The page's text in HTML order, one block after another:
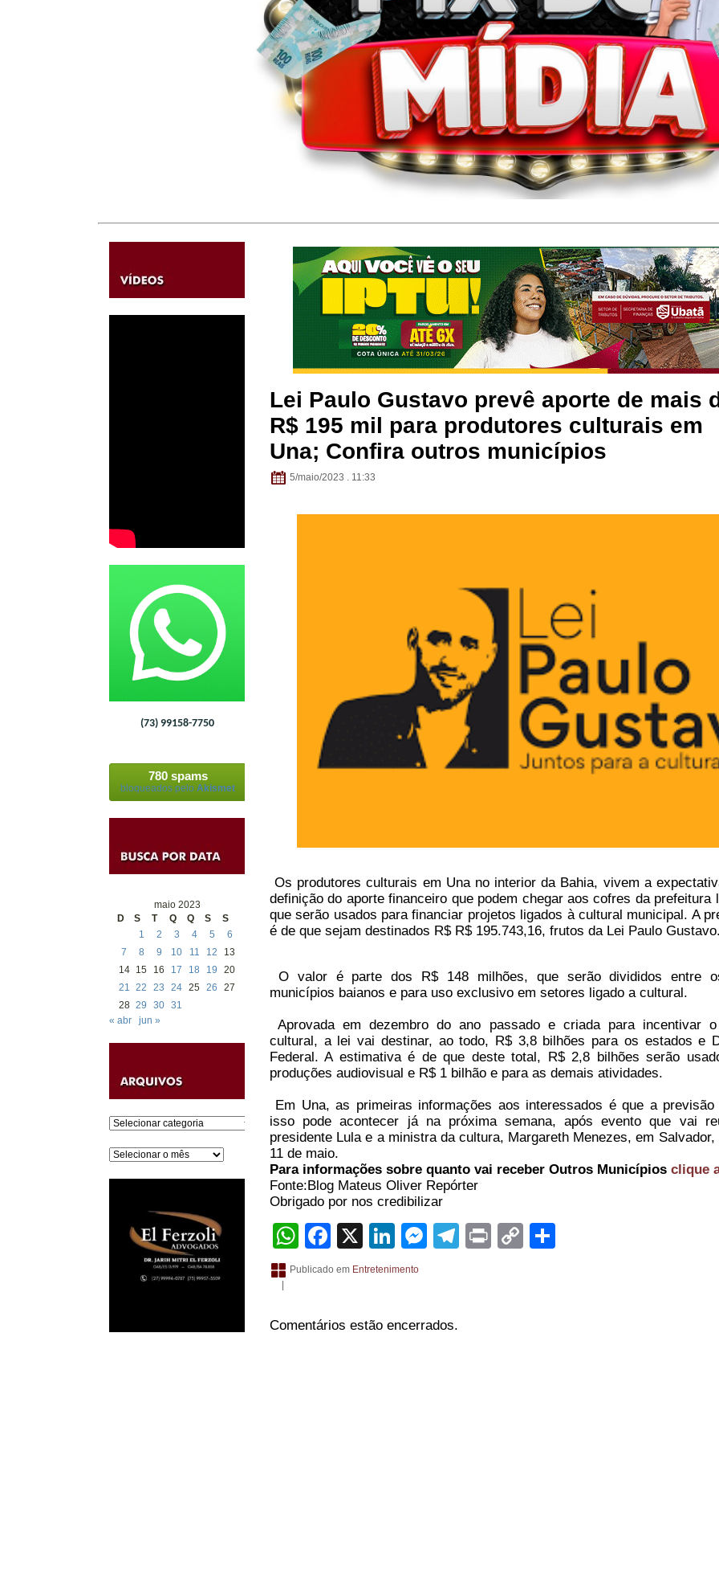
(73) 99158-7750
780 spams
bloqueados pelo Akismet
maio 2023
D
S T Q Q S
S
1
2 3 4 5
6
7
8 9 10 11 12
13
14
15 16 17 18 19
20
21
22 23 24 25 26
27
28 29 30 31
« abr
jun »
Categorias
Arquivos
Lei Paulo Gustavo prevê aporte de mais
R$ 195 mil para produtores culturais em
Una; Confira outros municípios
5/maio/2023 . 11:33
Os produtores culturais em Una no interior da Bahia, vivem a
definição do aporte financeiro que podem chegar aos cofres da prefeitura
que serão usados para financiar projetos ligados à cultural municipal. A
é de que sejam destinados R$ R$ 195.743,16, frutos da Lei Paulo
O valor é parte dos R$ 148 milhões, que serão divididos entre
municípios baianos e para uso exclusivo em setores ligado a cultural.
Aprovada em dezembro do ano passado e criada para incentivar
cultural, a lei vai destinar, ao todo, R$ 3,8 bilhões para os estados e
Federal. A estimativa é de que deste total, R$ 2,8 bilhões serão
produções audiovisual e R$ 1 bilhão e para as demais atividades.
Em Una, as primeiras informações aos interessados é que a previsão
isso pode acontecer já na próxima semana, após evento que vai
presidente Lula e a ministra da cultura, Margareth Menezes, em Salvador,
11 de maio.
Para informações sobre quanto vai receber Outros Municípios clique
Fonte:Blog Mateus Oliver Repórter
Obrigado por nos credibilizar
WhatsApp
Facebook
X LinkedIn
Messenger
Telegram
PrintCopy
Publicado em Entretenimento
Comentários estão encerrados.